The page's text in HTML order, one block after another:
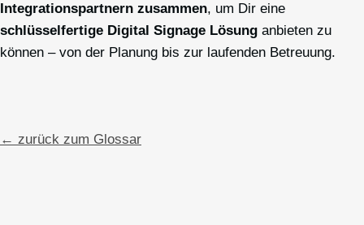
Integrationspartnern zusammen, um Dir eine
schlüsselfertige Digital Signage Lösung anbieten zu
können – von der Planung bis zur laufenden Betreuung.
← zurück zum Glossar